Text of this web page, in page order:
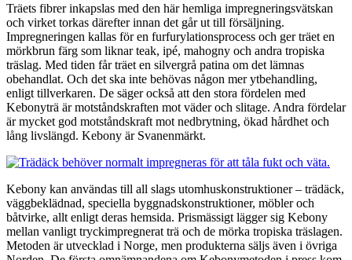
Träets fibrer inkapslas med den här hemliga impregneringsvätskan
och virket torkas därefter innan det går ut till försäljning.
Impregneringen kallas för en furfurylationsprocess och ger träet en
mörkbrun färg som liknar teak, ipé, mahogny och andra tropiska
träslag. Med tiden får träet en silvergrå patina om det lämnas
obehandlat. Och det ska inte behövas någon mer ytbehandling,
enligt tillverkaren. De säger också att den stora fördelen med
Kebonyträ är motståndskraften mot väder och slitage. Andra fördelar
är mycket god motståndskraft mot nedbrytning, ökad hårdhet och
lång livslängd. Kebony är Svanenmärkt.
Kebony kan användas till all slags utomhuskonstruktioner – trädäck,
väggbeklädnad, speciella byggnadskonstruktioner, möbler och
båtvirke, allt enligt deras hemsida. Prismässigt lägger sig Kebony
mellan vanligt tryckimpregnerat trä och de mörka tropiska träslagen.
Metoden är utvecklad i Norge, men produkterna säljs även i övriga